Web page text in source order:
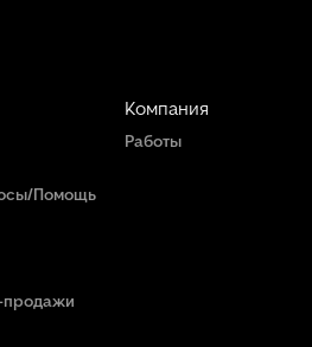
Помощь
продажи
Компания
Работы